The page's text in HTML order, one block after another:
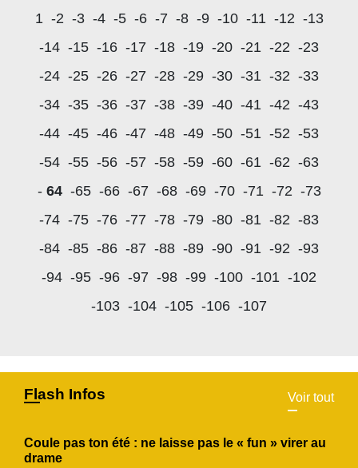
1 -2 -3 -4 -5 -6 -7 -8 -9 -10 -11 -12 -13
-14 -15 -16 -17 -18 -19 -20 -21 -22 -23
-24 -25 -26 -27 -28 -29 -30 -31 -32 -33
-34 -35 -36 -37 -38 -39 -40 -41 -42 -43
-44 -45 -46 -47 -48 -49 -50 -51 -52 -53
-54 -55 -56 -57 -58 -59 -60 -61 -62 -63
- 64 -65 -66 -67 -68 -69 -70 -71 -72 -73
-74 -75 -76 -77 -78 -79 -80 -81 -82 -83
-84 -85 -86 -87 -88 -89 -90 -91 -92 -93
-94 -95 -96 -97 -98 -99 -100 -101 -102
-103 -104 -105 -106 -107
Flash Infos Voir tout
Coule pas ton été : ne laisse pas le « fun » virer au
drame